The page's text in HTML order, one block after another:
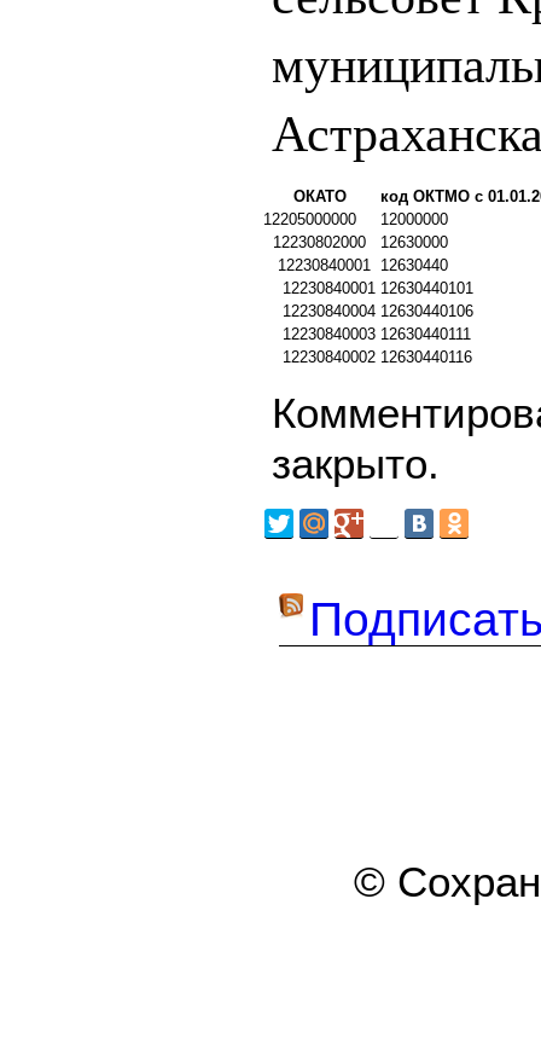
ОКАТО
код ОКТМО с
12205000000
12000000
12230802000
12630000
12230840001 12630440
12230840001 12630440101
12230840004 12630440106
12230840003 12630440111
12230840002 12630440116
закрыто.
©